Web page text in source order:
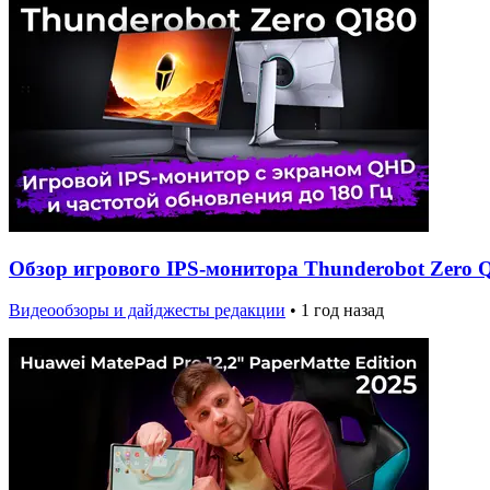
Обзор игрового IPS-монитора Thunderobot Zero
Видеообзоры и дайджесты редакции • 1 год назад